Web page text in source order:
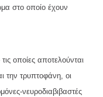
στο οποίο έχουν
οποίες αποτελούνται
την τρυπτοφάνη, οι
νευροδιαβιβαστές